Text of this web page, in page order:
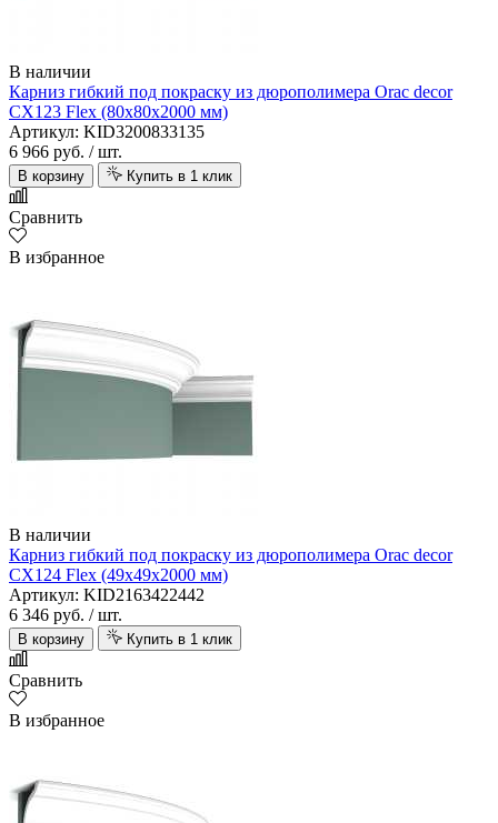
В наличии
Карниз гибкий под покраску из дюрополимера Orac decor
CX123 Flex (80х80х2000 мм)
Артикул: KID3200833135
6 966 руб. / шт.
В корзину Купить в 1 клик
Сравнить
В избранное
В наличии
Карниз гибкий под покраску из дюрополимера Orac decor
CX124 Flex (49х49х2000 мм)
Артикул: KID2163422442
6 346 руб. / шт.
В корзину Купить в 1 клик
Сравнить
В избранное